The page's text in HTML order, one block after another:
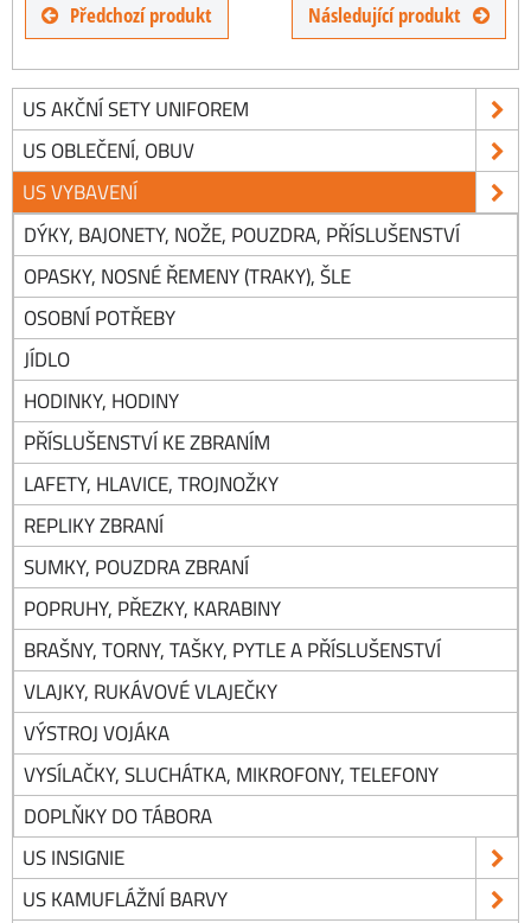
Předchozí produkt Následující produkt
US AKČNÍ SETY UNIFOREM
US OBLEČENÍ, OBUV
US VYBAVENÍ
DÝKY, BAJONETY, NOŽE, POUZDRA, PŘÍSLUŠENSTVÍ
OPASKY, NOSNÉ ŘEMENY (TRAKY), ŠLE
OSOBNÍ POTŘEBY
JÍDLO
HODINKY, HODINY
PŘÍSLUŠENSTVÍ KE ZBRANÍM
LAFETY, HLAVICE, TROJNOŽKY
REPLIKY ZBRANÍ
SUMKY, POUZDRA ZBRANÍ
POPRUHY, PŘEZKY, KARABINY
BRAŠNY, TORNY, TAŠKY, PYTLE A PŘÍSLUŠENSTVÍ
VLAJKY, RUKÁVOVÉ VLAJEČKY
VÝSTROJ VOJÁKA
VYSÍLAČKY, SLUCHÁTKA, MIKROFONY, TELEFONY
DOPLŇKY DO TÁBORA
US INSIGNIE
US KAMUFLÁŽNÍ BARVY